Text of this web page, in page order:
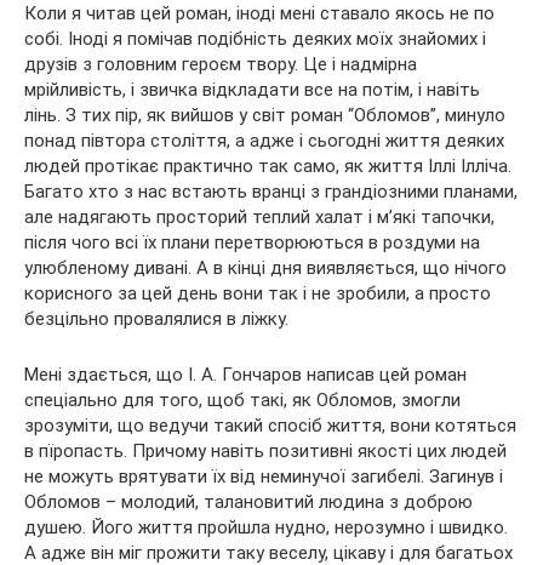
Коли я читав цей роман, іноді мені ставало якось не по
собі. Іноді я помічав подібність деяких моїх знайомих і
друзів з головним героєм твору. Це і надмірна
мрійливість, і звичка відкладати все на потім, і навіть
лінь. З тих пір, як вийшов у світ роман “Обломов”, минуло
понад півтора століття, а адже і сьогодні життя деяких
людей протікає практично так само, як життя Іллі Ілліча.
Багато хто з нас встають вранці з грандіозними планами,
але надягають просторий теплий халат і м’які тапочки,
після чого всі їх плани перетворюються в роздуми на
улюбленому дивані. А в кінці дня виявляється, що нічого
корисного за цей день вони так і не зробили, а просто
безцільно провалялися в ліжку.
Мені здається, що І. А. Гончаров написав цей роман
спеціально для того, щоб такі, як Обломов, змогли
зрозуміти, що ведучи такий спосіб життя, вони котяться
в пїропасть. Причому навіть позитивні якості цих людей
не можуть врятувати їх від неминучої загибелі. Загинув і
Обломов – молодий, талановитий людина з доброю
душею. Його життя пройшла нудно, нерозумно і швидко.
А адже він міг прожити таку веселу, цікаву і для багатьох